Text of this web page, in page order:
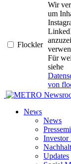
Flockler
Wir
um
Für
siehe
von
News
News
Investor
Updates